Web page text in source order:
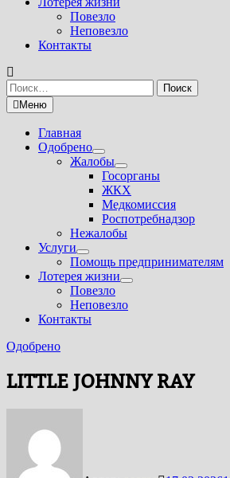
Повезло
Неповезло
Контакты
Найти:
Меню
Главная
Одобрено
Показать
подменю
Жалобы
Показать
подменю
Госорганы
ЖКХ
Медкомиссия
Роспотребнадзор
Нежалобы
Услуги
Показать
подменю
Помощь предпринимателям
Лотерея жизни
Показать
Повезло
Неповезло
Контакты
Одобрено
LITTLE JOHNNY RAY